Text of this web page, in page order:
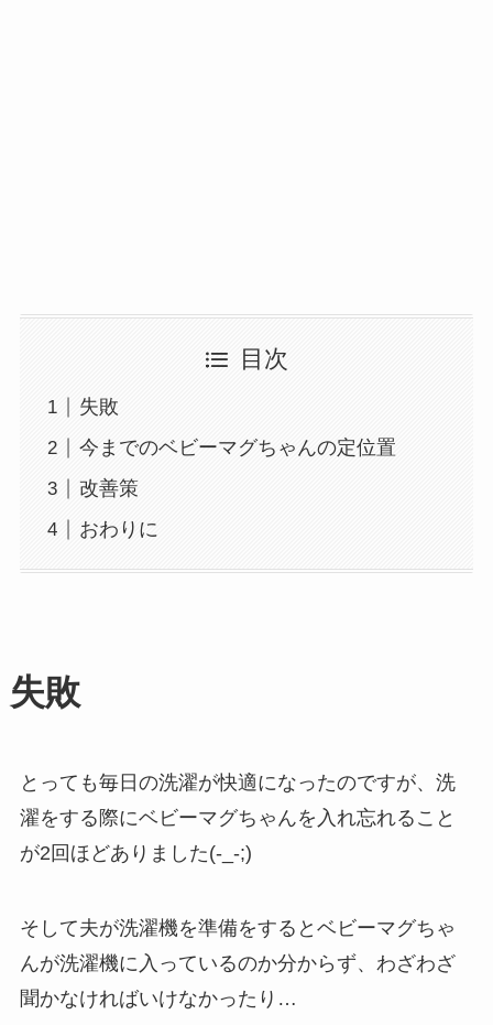
目次
失敗
今までのベビーマグちゃんの定位置
改善策
おわりに
失敗
とっても毎日の洗濯が快適になったのですが、洗
濯をする際にベビーマグちゃんを入れ忘れること
が2回ほどありました(-_-;)
そして夫が洗濯機を準備をするとベビーマグちゃ
んが洗濯機に入っているのか分からず、わざわざ
聞かなければいけなかったり…